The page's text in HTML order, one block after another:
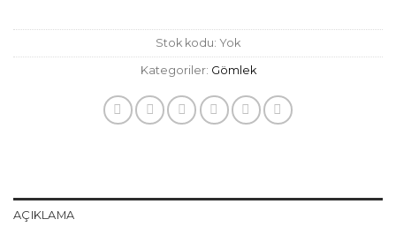
Stok kodu: Yok
Kategoriler: Gömlek
AÇIKLAMA